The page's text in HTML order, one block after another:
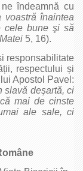
îndeamnă cu
voastră înaintea
cele bune şi să
Matei 5, 16).
responsabilitate
respectului și
Apostol Pavel:
slavă deşartă, ci
mai de cinste
ale sale, ci